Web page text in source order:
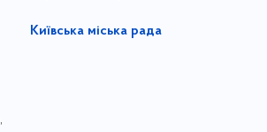
,
Київська міська рада